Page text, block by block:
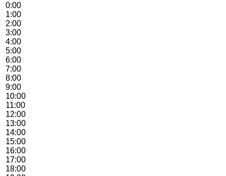
0:00
1:00
2:00
3:00
4:00
5:00
6:00
7:00
8:00
9:00
10:00
11:00
12:00
13:00
14:00
15:00
16:00
17:00
18:00